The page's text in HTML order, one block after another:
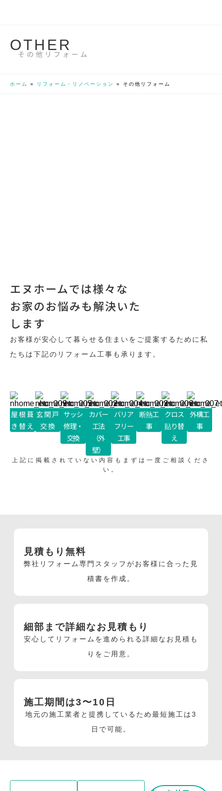
OTH E R
その他リフォーム
ホーム » リフォーム・リノベーション » その他リフォーム
エヌホームでは様々な
お家のお悩みも解決いた
します
お客様が安心して暮らせる住まいをご提案するために私
たちは下記のリフォーム工事も承ります。
屋根葺
き替え
玄関戸
交換
サッシ
修理・
交換
カバー
工法
（外
壁）
バリア
フリー
工事
断熱工
事
クロス
貼り替
え
外構工
事
上記に掲載されていない内容もまずは一度ご相談くださ
い。
見積もり無料
弊社リフォーム専門スタッフがお客様に合った見
積書を作成。
細部まで詳細なお見積もり
安心してリフォームを進められる詳細なお見積も
りをご用意。
施工期間は3〜10日
地元の施工業者と提携しているため最短施工は3
日で可能。